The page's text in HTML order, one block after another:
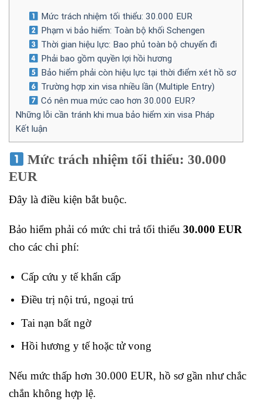
Mức trách nhiệm tối thiểu: 30.000 EUR
Phạm vi bảo hiểm: Toàn bộ khối Schengen
Thời gian hiệu lực: Bao phủ toàn bộ chuyến đi
Phải bao gồm quyền lợi hồi hương
Bảo hiểm phải còn hiệu lực tại thời điểm xét hồ sơ
Trường hợp xin visa nhiều lần (Multiple Entry)
Có nên mua mức cao hơn 30.000 EUR?
Những lỗi cần tránh khi mua bảo hiểm xin visa Pháp
Kết luận
Mức trách nhiệm tối thiểu: 30.000
EUR
Đây là điều kiện bắt buộc.
Bảo hiểm phải có mức chi trả tối thiểu 30.000 EUR
cho các chi phí:
Cấp cứu y tế khẩn cấp
Điều trị nội trú, ngoại trú
Tai nạn bất ngờ
Hồi hương y tế hoặc tử vong
Nếu mức thấp hơn 30.000 EUR, hồ sơ gần như chắc
chắn không hợp lệ.